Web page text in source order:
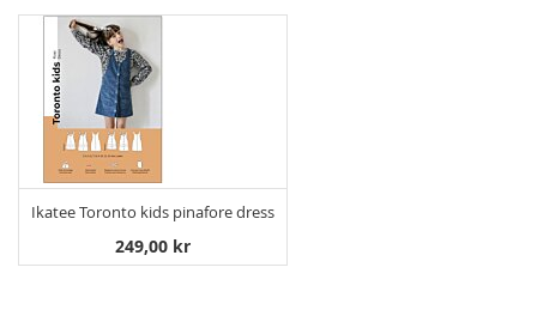
Ikatee Toronto kids pinafore dress
249,00 kr